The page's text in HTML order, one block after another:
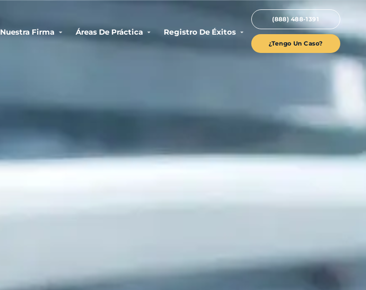
Nuestra Firma Áreas De Práctica Registro De Éxitos
(888) 488-1391
¿Tengo Un Caso?